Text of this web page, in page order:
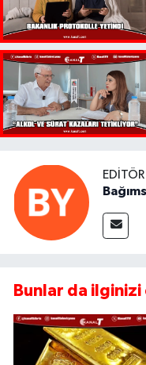
Bunlar da